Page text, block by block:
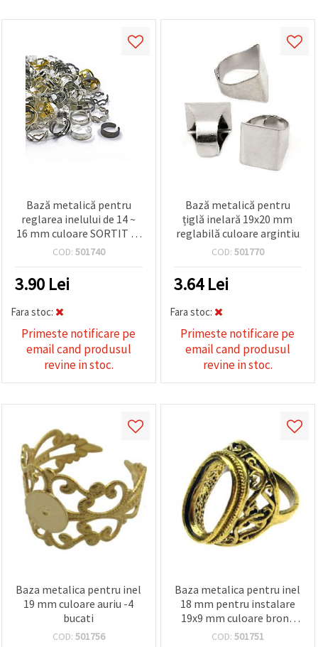
Bază metalică pentru
reglarea inelului de 14 ~
16 mm culoare SORTIT -5
bucăți
COD: 501740
3.90 Lei
Fara stoc:
Primeste notificare pe
email cand produsul
revine in stoc.
Bază metalică pentru
țiglă inelară 19x20 mm
reglabilă culoare argintiu
COD: 501770
3.64Lei
Fara stoc:
Primeste notificare pe
email cand produsul
revine in stoc.
Baza metalica pentru inel
19 mm culoare auriu -4
bucati
COD: 501756
Baza metalica pentru inel
18 mm pentru instalare
19x9 mm culoare bronz
antic
COD: 501751